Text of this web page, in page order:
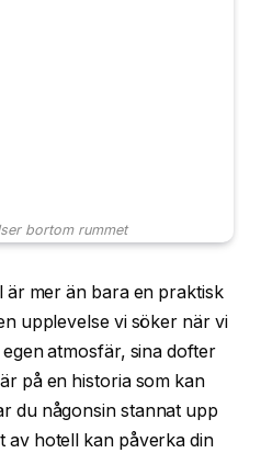
bortom rummet
är mer än bara en praktisk
upplevelse vi söker när vi
atmosfär, sina dofter
på en historia som kan
du någonsin stannat upp
hotell kan påverka din